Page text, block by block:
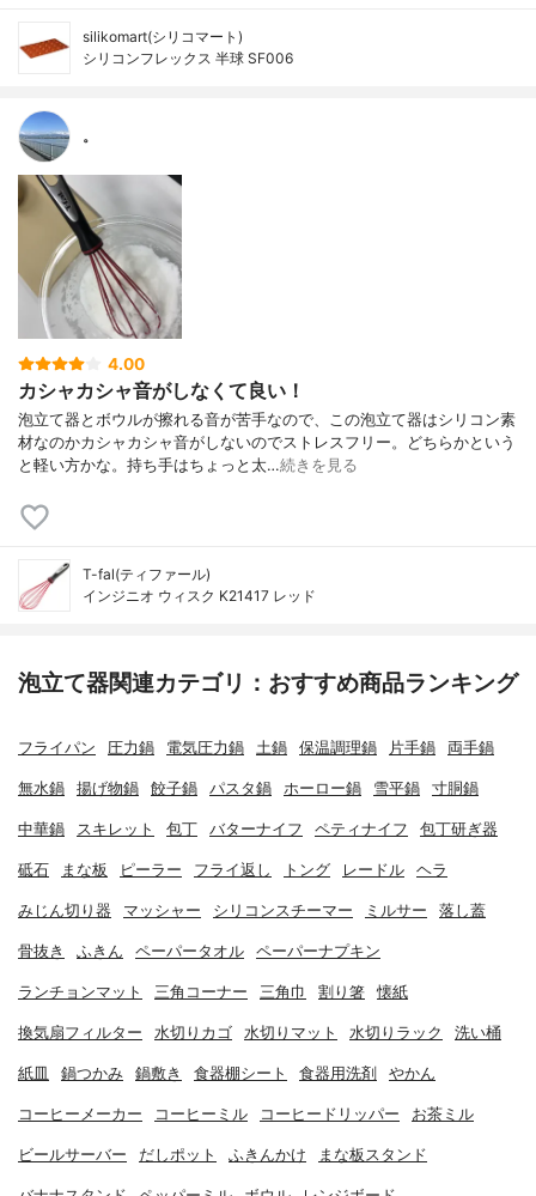
silikomart(シリコマート)
シリコンフレックス 半球 SF006
。
4.00
カシャカシャ音がしなくて良い！
泡立て器とボウルが擦れる音が苦手なので、この泡立て器はシリコン素
材なのかカシャカシャ音がしないのでストレスフリー。どちらかという
と軽い方かな。持ち手はちょっと太…続きを見る
T-fal(ティファール)
インジニオ ウィスク K21417 レッド
泡立て器関連カテゴリ：おすすめ商品ランキング
フライパン 圧力鍋 電気圧力鍋 土鍋 保温調理鍋 片手鍋 両手鍋
無水鍋 揚げ物鍋 餃子鍋 パスタ鍋 ホーロー鍋 雪平鍋 寸胴鍋
中華鍋 スキレット 包丁 バターナイフ ペティナイフ 包丁研ぎ器
砥石 まな板 ピーラー フライ返し トング レードル ヘラ
みじん切り器 マッシャー シリコンスチーマー ミルサー 落し蓋
骨抜き ふきん ペーパータオル ペーパーナプキン
ランチョンマット 三角コーナー 三角巾 割り箸 懐紙
換気扇フィルター 水切りカゴ 水切りマット 水切りラック 洗い桶
紙皿 鍋つかみ 鍋敷き 食器棚シート 食器用洗剤 やかん
コーヒーメーカー コーヒーミル コーヒードリッパー お茶ミル
ビールサーバー だしポット ふきんかけ まな板スタンド